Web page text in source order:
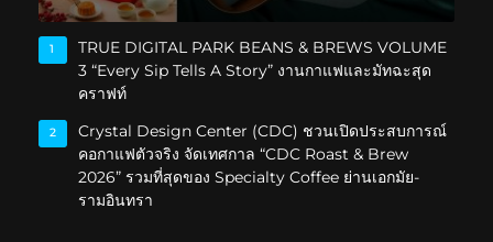
1
TRUE DIGITAL PARK BEANS & BREWS VOLUME
3 “Every Sip Tells A Story” งานกาแฟและมัทฉะสุด
คราฟท์
2
Crystal Design Center (CDC) ชวนเปิดประสบการณ์
คอกาแฟตัวจริง จัดเทศกาล “CDC Roast & Brew
2026” รวมที่สุดของ Specialty Coffee ย่านเอกมัย-
รามอินทรา